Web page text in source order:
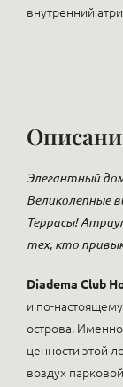
внутренний
Элегантный
Великолепные
Террасы!
тех, кто
Diadema Club
и по-
острова.
ценности этой
воздух